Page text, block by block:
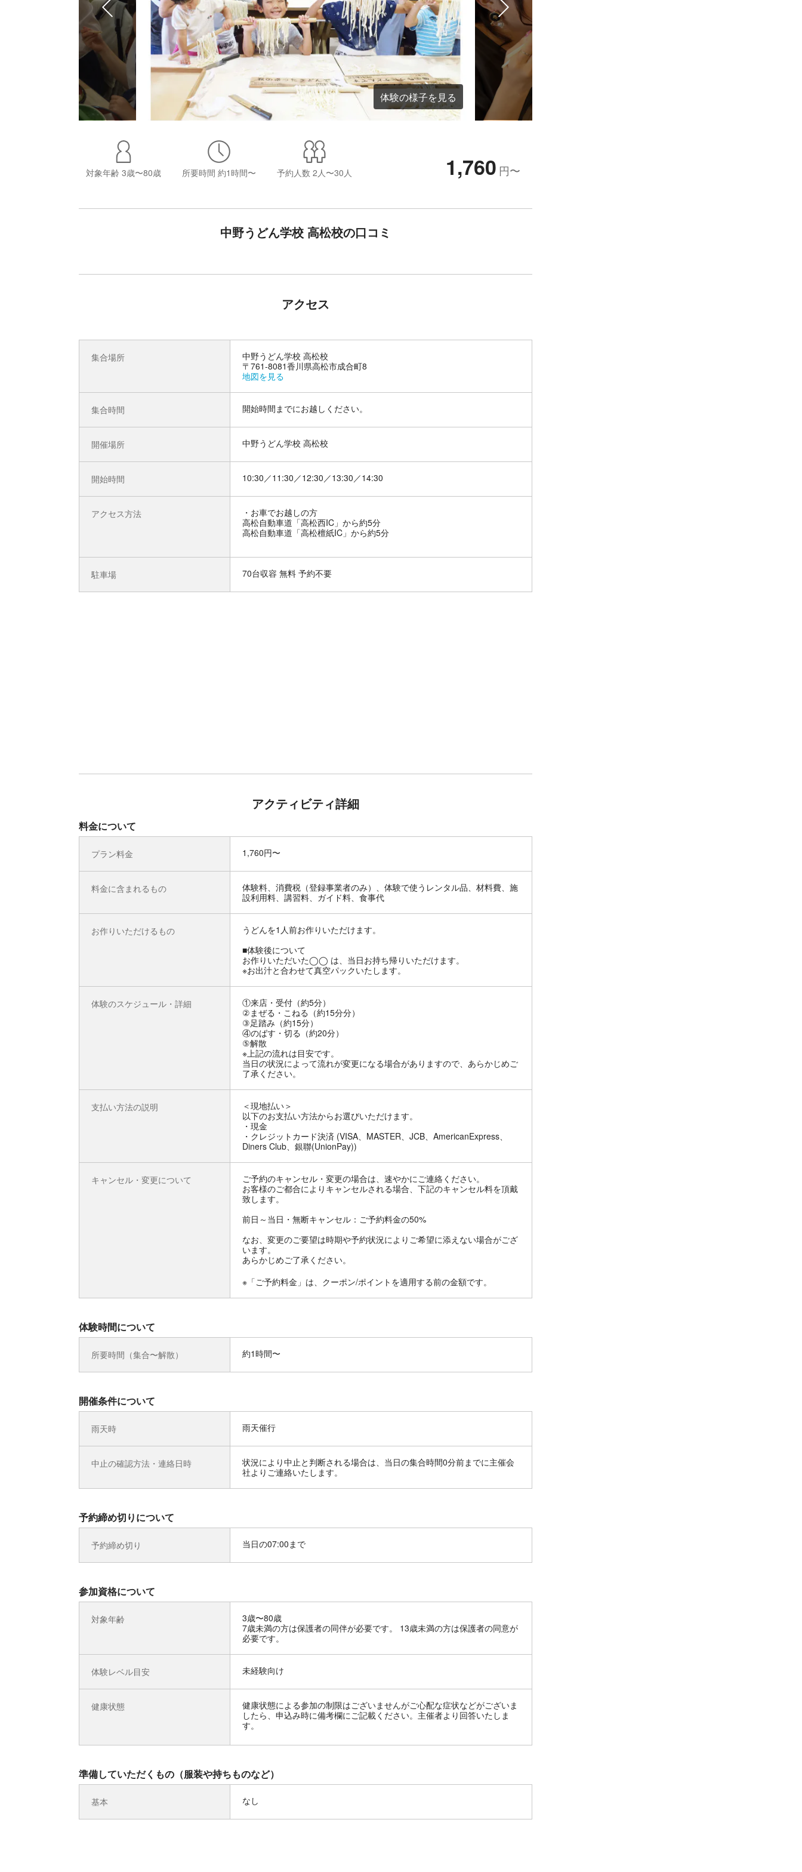
体験の様子を見る
対象年齢 3歳〜80歳 所要時間 約1時間〜 予約人数 2人〜30人 1,760 円〜
中野うどん学校 高松校の口コミ
アクセス
集合場所
中野うどん学校 高松校
〒761-8081香川県高松市成合町8
地図を見る
集合時間 開始時間までにお越しください。
開催場所 中野うどん学校 高松校
開始時間 10:30／11:30／12:30／13:30／14:30
アクセス方法
お車でお越しの方
高松自動車道「高松西IC」から約5分
高松自動車道「高松檀紙IC」から約5分
駐車場 70台収容 無料 予約不要
アクティビティ詳細
料金について
プラン料金 1,760円〜
料金に含まれるもの
体験料、消費税（登録事業者のみ）、体験で使うレンタル品、材料費、施
設利用料、講習料、ガイド料、食事代
お作りいただけるもの
うどんを1人前お作りいただけます。
■体験後について
お作りいただいた◯◯ は、当日お持ち帰りいただけます。
※お出汁と合わせて真空パックいたします。
体験のスケジュール・詳細
①来店・受付（約5分）
②まぜる・こねる（約15分分）
③足踏み（約15分）
④のばす・切る（約20分）
⑤解散
※上記の流れは目安です。
当日の状況によって流れが変更になる場合がありますので、あらかじめご
了承ください。
支払い方法の説明
＜現地払い＞
以下のお支払い方法からお選びいただけます。
・現金
・クレジットカード決済 (VISA、MASTER、JCB、AmericanExpress、
Diners Club、銀聯(UnionPay))
キャンセル・変更について
ご予約のキャンセル・変更の場合は、速やかにご連絡ください。
お客様のご都合によりキャンセルされる場合、下記のキャンセル料を頂戴
致します。
前日～当日・無断キャンセル：ご予約料金の50%
なお、変更のご要望は時期や予約状況によりご希望に添えない場合がござ
います。
あらかじめご了承ください。
※「ご予約料金」は、クーポン/ポイントを適用する前の金額です。
体験時間について
所要時間（集合〜解散） 約1時間〜
開催条件について
雨天時 雨天催行
中止の確認方法・連絡日時
状況により中止と判断される場合は、当日の集合時間0分前までに主催会
社よりご連絡いたします。
予約締め切りについて
予約締め切り 当日の07:00まで
参加資格について
対象年齢
3歳〜80歳
7歳未満の方は保護者の同伴が必要です。 13歳未満の方は保護者の同意が
必要です。
体験レベル目安 未経験向け
健康状態
健康状態による参加の制限はございませんがご心配な症状などがございま
したら、申込み時に備考欄にご記載ください。主催者より回答いたしま
す。
準備していただくもの（服装や持ちものなど）
基本 なし